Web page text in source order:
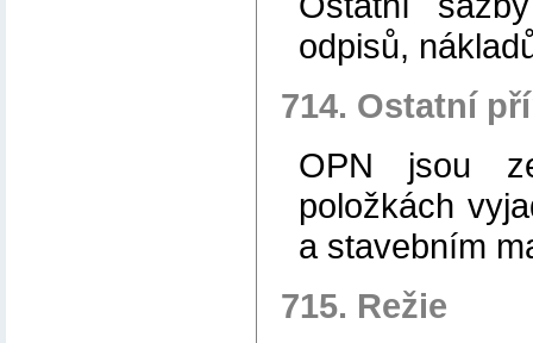
odpisů,
714. Ostatní
OPN jsou
položkách
a stavebním
715. Režie